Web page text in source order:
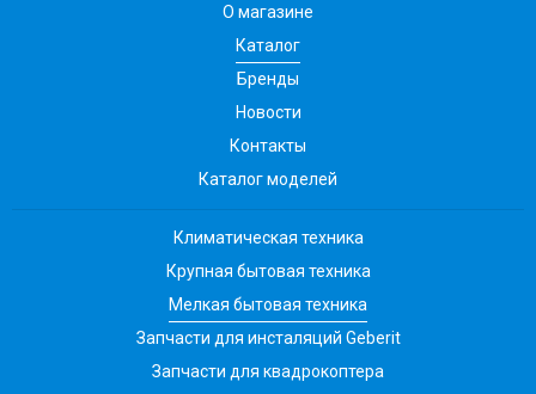
О магазине
Каталог
Бренды
Новости
Контакты
Каталог моделей
Климатическая техника
Крупная бытовая техника
Мелкая бытовая техника
Запчасти для инсталяций Geberit
Запчасти для квадрокоптера